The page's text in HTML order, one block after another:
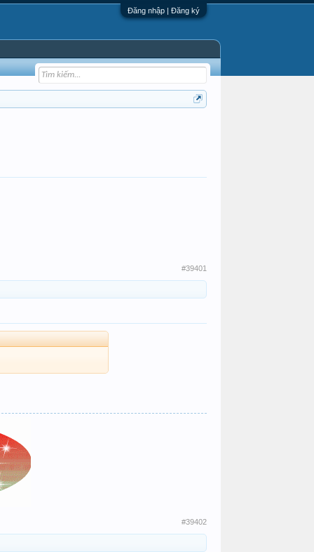
Đăng nhập | Đăng ký
#39401
#39402